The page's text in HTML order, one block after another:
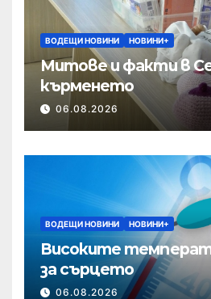
ВОДЕЩИ НОВИНИ НОВИНИ+
Митове и факти в
кърменето
06.08.2026
ВОДЕЩИ НОВИНИ НОВИНИ+
Високите
за сърцето
06.08.2026